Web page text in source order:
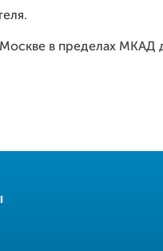
Москве в пределах МКАД